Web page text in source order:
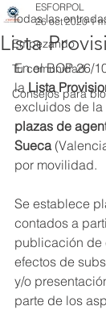
Todas las
Empezando
Tu comunidad
Consejos para
Lista
ESFORPOL
26 oct 2020 1
En el BOP 26/
la Lista
excluidos de
plazas de
Sueca
por movilidad.
Se establece
contados a
publicación de
efectos de
y/o
parte de los